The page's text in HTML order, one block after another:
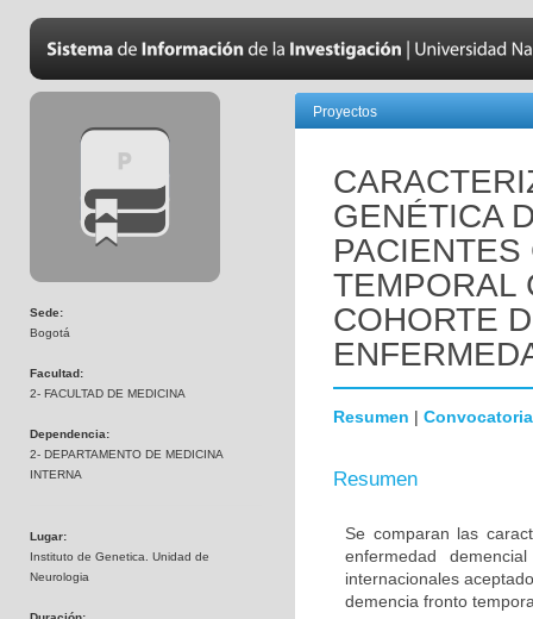
Sede:
Bogotá
Facultad:
2- FACULTAD DE MEDICINA
Dependencia:
2- DEPARTAMENTO DE MEDICINA
INTERNA
Lugar:
Instituto de Genetica. Unidad de
Neurologia
Proyectos
GENÉTICA
TEMPORAL
COHORTE
Resumen | Convocatoria
Resumen
Se comparan las
enfermedad
internacionales
demencia fronto